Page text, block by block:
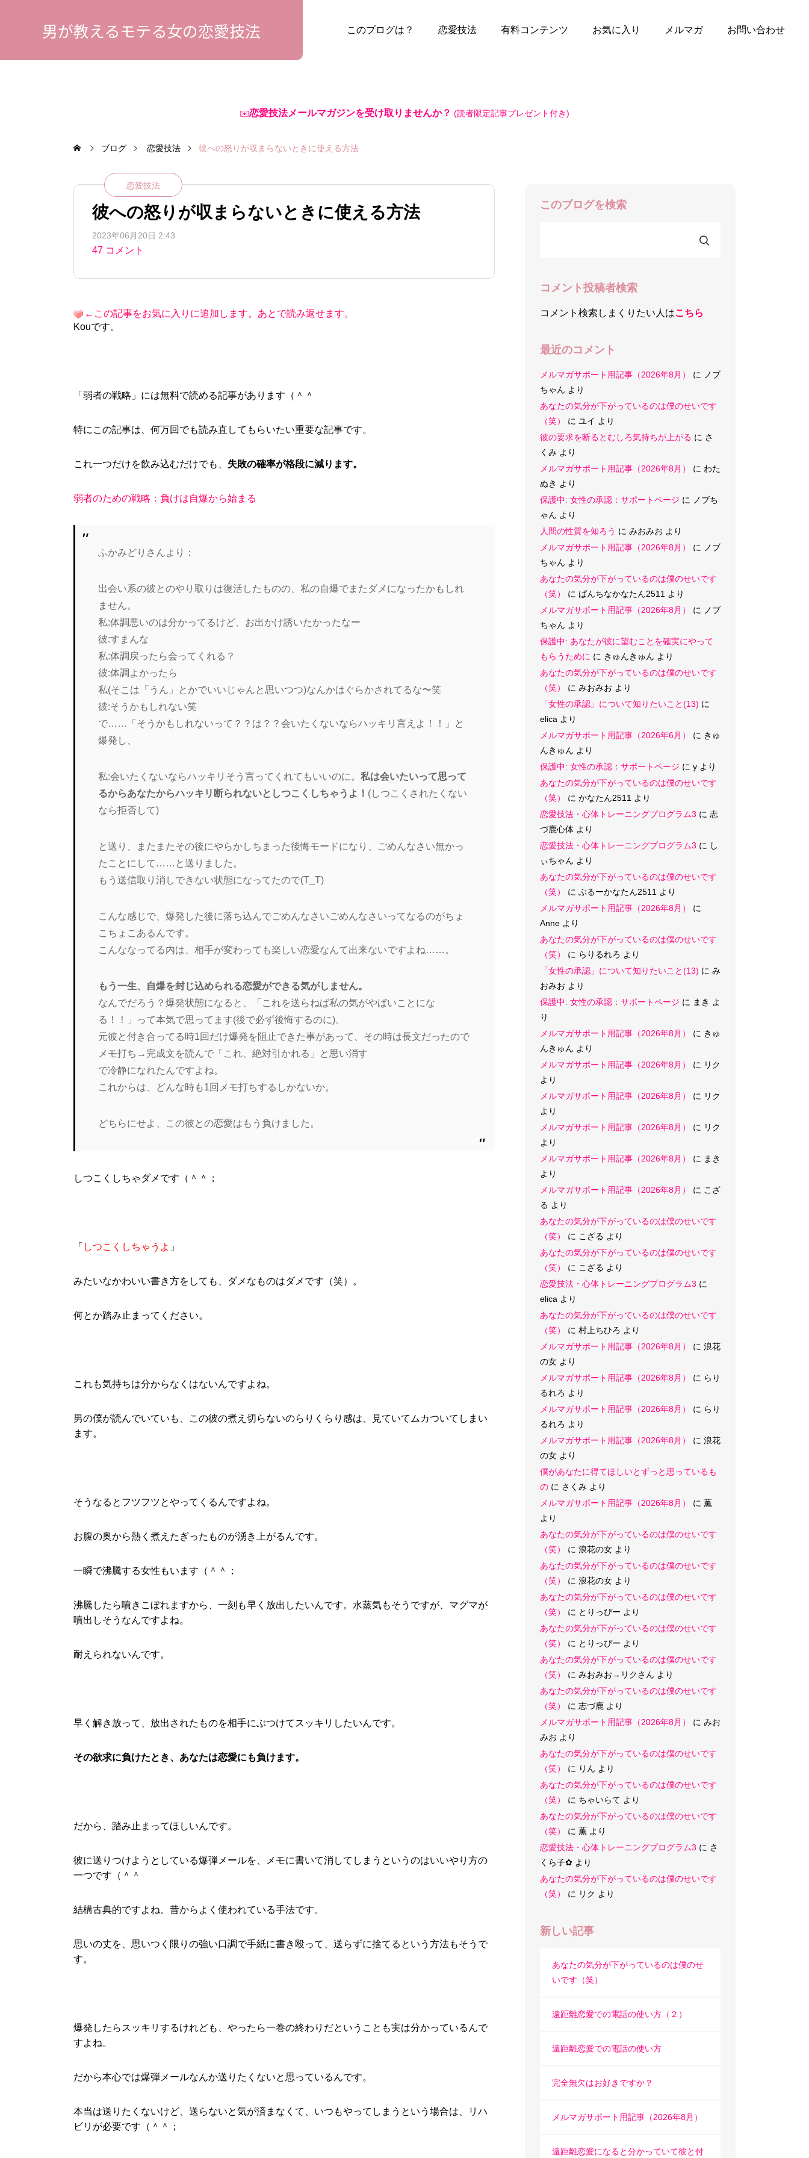
男が教えるモテる女の恋愛技法 このブログは？ 恋愛技法 有料コンテンツ お気に入り メルマガ お問い合わせ
✉️恋愛技法メールマガジンを受け取りませんか？ (読者限定記事プレゼント付き)
ブログ 恋愛技法 彼への怒りが収まらないときに使える方法
恋愛技法
彼への怒りが収まらないときに使える方法
2023年06月20日 2:43
47 コメント
←この記事をお気に入りに追加します。あとで読み返せます。
Kouです。
「弱者の戦略」には無料で読める記事があります（＾＾
特にこの記事は、何万回でも読み直してもらいたい重要な記事です。
これ一つだけを飲み込むだけでも、 失敗の確率が格段に減ります。
弱者のための戦略：負けは自爆から始まる
ふかみどりさんより：
出会い系の彼とのやり取りは復活したものの、私の自爆でまたダメになったかもしれ
ません。
私:体調悪いのは分かってるけど、お出かけ誘いたかったなー
彼:すまんな
私:体調戻ったら会ってくれる？
彼:体調よかったら
私(そこは「うん」とかでいいじゃんと思いつつ)なんかはぐらかされてるな〜笑
彼:そうかもしれない笑
で……「そうかもしれないって？？は？？会いたくないならハッキリ言えよ！！」と
爆発し、
私:会いたくないならハッキリそう言ってくれてもいいのに。私は会いたいって思って
るからあなたからハッキリ断られないとしつこくしちゃうよ！ (しつこくされたくない
なら拒否して)
と送り、またまたその後にやらかしちまった後悔モードになり、ごめんなさい無かっ
たことにして……と送りました。
もう送信取り消しできない状態になってたので(T_T)
こんな感じで、爆発した後に落ち込んでごめんなさいごめんなさいってなるのがちょ
こちょこあるんです。
こんななってる内は、相手が変わっても楽しい恋愛なんて出来ないですよね……。
もう一生、自爆を封じ込められる恋愛ができる気がしません。
なんでだろう？爆発状態になると、「これを送らねば私の気がやばいことにな
る！！」って本気で思ってます(後で必ず後悔するのに)。
元彼と付き合ってる時1回だけ爆発を阻止できた事があって、その時は長文だったので
メモ打ち→完成文を読んで「これ、絶対引かれる」と思い消す
で冷静になれたんですよね。
これからは、どんな時も1回メモ打ちするしかないか。
どちらにせよ、この彼との恋愛はもう負けました。
しつこくしちゃダメです（＾＾；
「 しつこくしちゃうよ 」
みたいなかわいい書き方をしても、ダメなものはダメです（笑）。
何とか踏み止まってください。
これも気持ちは分からなくはないんですよね。
男の僕が読んでいていも、この彼の煮え切らないのらりくらり感は、見ていてムカついてしまい
ます。
そうなるとフツフツとやってくるんですよね。
お腹の奥から熱く煮えたぎったものが湧き上がるんです。
一瞬で沸騰する女性もいます（＾＾；
沸騰したら噴きこぼれますから、一刻も早く放出したいんです。水蒸気もそうですが、マグマが
噴出しそうなんですよね。
耐えられないんです。
早く解き放って、放出されたものを相手にぶつけてスッキリしたいんです。
その欲求に負けたとき、あなたは恋愛にも負けます。
だから、踏み止まってほしいんです。
彼に送りつけようとしている爆弾メールを、メモに書いて消してしまうというのはいいやり方の
一つです（＾＾
結構古典的ですよね。昔からよく使われている手法です。
思いの丈を、思いつく限りの強い口調で手紙に書き殴って、送らずに捨てるという方法もそうで
す。
爆発したらスッキリするけれども、やったら一巻の終わりだということも実は分かっているんで
すよね。
だから本心では爆弾メールなんか送りたくないと思っているんです。
本当は送りたくないけど、送らないと気が済まなくて、いつもやってしまうという場合は、リハ
ビリが必要です（＾＾；
このブログを検索
コメント投稿者検索
コメント検索しまくりたい人はこちら
最近のコメント
メルマガサポート用記事（2026年8月） に
ノブ
ちゃん より
あなたの気分が下がっているのは僕のせいです
（笑）
に ユイ より
彼の要求を断るとむしろ気持ちが上がる に さ
くみ より
メルマガサポート用記事（2026年8月）
に わた
ぬき より
保護中: 女性の承認：サポートページ に
ノブち
ゃん より
人間の性質を知ろう に みおみお より
メルマガサポート用記事（2026年8月）
に
ノブ
ちゃん より
あなたの気分が下がっているのは僕のせいです
（笑）
に ぱんちなかなたん2511 より
メルマガサポート用記事（2026年8月）
に
ノブ
ちゃん より
保護中: あなたが彼に望むことを確実にやって
もらうために に きゅんきゅん より
あなたの気分が下がっているのは僕のせいです
（笑）
に みおみお より
「女性の承認」について知りたいこと(13) に
elica より
メルマガサポート用記事（2026年6月）
に きゅ
んきゅん より
保護中: 女性の承認：サポートページ に y より
あなたの気分が下がっているのは僕のせいです
（笑）
に かなたん2511 より
恋愛技法・心体トレーニングプログラム3 に 志
づ鹿心体 より
恋愛技法・心体トレーニングプログラム3 に し
ぃちゃん より
あなたの気分が下がっているのは僕のせいです
（笑）
に ぶるーかなたん2511 より
メルマガサポート用記事（2026年8月）
に
Anne より
あなたの気分が下がっているのは僕のせいです
（笑）
に らりるれろ より
「女性の承認」について知りたいこと(13) に み
おみお より
保護中: 女性の承認：サポートページ に まき よ
り
メルマガサポート用記事（2026年8月）
に きゅ
んきゅん より
メルマガサポート用記事（2026年8月）
に リク
より
メルマガサポート用記事（2026年8月）
に リク
より
メルマガサポート用記事（2026年8月）
に リク
より
メルマガサポート用記事（2026年8月）
に まき
より
メルマガサポート用記事（2026年8月）
に こざ
る より
あなたの気分が下がっているのは僕のせいです
（笑）
に こざる より
あなたの気分が下がっているのは僕のせいです
（笑）
に こざる より
恋愛技法・心体トレーニングプログラム3 に
elica より
あなたの気分が下がっているのは僕のせいです
（笑）
に 村上ちひろ より
メルマガサポート用記事（2026年8月）
に 浪花
の女 より
メルマガサポート用記事（2026年8月）
に らり
るれろ より
メルマガサポート用記事（2026年8月）
に らり
るれろ より
メルマガサポート用記事（2026年8月）
に 浪花
の女 より
僕があなたに得てほしいとずっと思っているも
の に さくみ より
メルマガサポート用記事（2026年8月）
に 薫
より
あなたの気分が下がっているのは僕のせいです
（笑）
に 浪花の女 より
あなたの気分が下がっているのは僕のせいです
（笑）
に 浪花の女 より
あなたの気分が下がっているのは僕のせいです
（笑）
に とりっぴー より
あなたの気分が下がっているのは僕のせいです
（笑）
に とりっぴー より
あなたの気分が下がっているのは僕のせいです
（笑）
に みおみお→リクさん より
あなたの気分が下がっているのは僕のせいです
（笑）
に 志づ鹿 より
メルマガサポート用記事（2026年8月）
に みお
みお より
あなたの気分が下がっているのは僕のせいです
（笑）
に りん より
あなたの気分が下がっているのは僕のせいです
（笑）
に ちゃいらて より
あなたの気分が下がっているのは僕のせいです
（笑）
に 薫 より
恋愛技法・心体トレーニングプログラム3 に さ
くら子‪✿ より
あなたの気分が下がっているのは僕のせいです
（笑）
に リク より
新しい記事
あなたの気分が下がっているのは僕のせ
いです（笑）
遠距離恋愛での電話の使い方（２）
遠距離恋愛での電話の使い方
完全無欠はお好きですか？
メルマガサポート用記事（2026年8月）
遠距離恋愛になると分かっていて彼と付